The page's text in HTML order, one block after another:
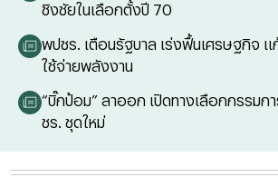
ชิงชัยในเลือกตั้งปี 70
พปชร. เตือนรัฐบาล เร่งฟื้นเศรษฐกิจ
ใช้จ่ายพลังงาน
“บิ๊กป้อม” ลาออก เปิดทางเลือกกรรมก
ชร. ชุดใหม่